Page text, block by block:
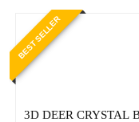
BEST SELLER
3D DEER CRYSTAL